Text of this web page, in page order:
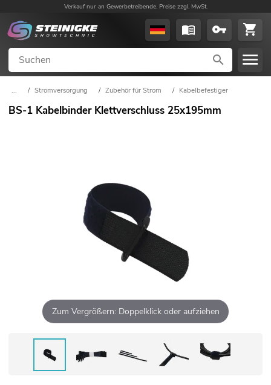
Verkauf nur an Gewerbetreibende. Preise zzgl. MwSt.
... / Stromversorgung / Zubehör für Strom / Kabelbefestiger
BS-1 Kabelbinder Klettverschluss 25x195mm
Zum Vergrößern: Doppelklick oder aufziehen